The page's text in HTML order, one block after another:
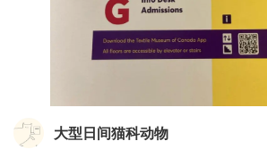
大型日间猫科动物